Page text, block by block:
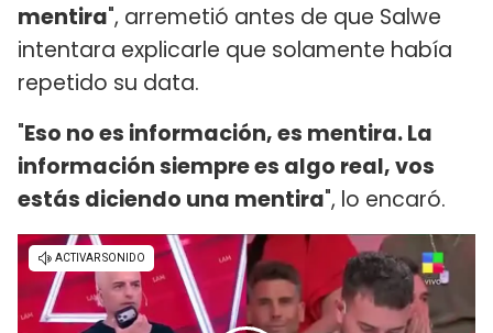
mentira", arremetió antes de que Salwe
intentara explicarle que solamente había
repetido su data.
"Eso no es información, es mentira. La
información siempre es algo real, vos
estás diciendo una mentira", lo encaró.